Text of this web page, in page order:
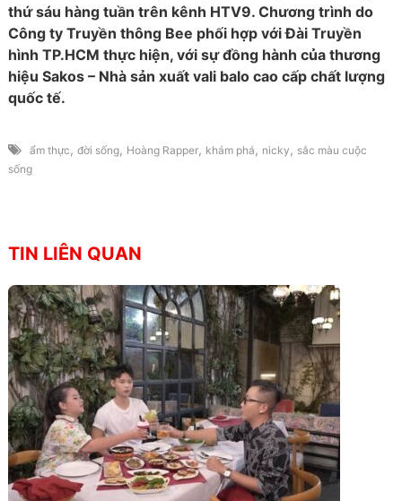
thứ sáu hàng tuần trên kênh HTV9. Chương trình do
Công ty Truyền thông Bee phối hợp với Đài Truyền
hình TP.HCM thực hiện, với sự đồng hành của thương
hiệu Sakos – Nhà sản xuất vali balo cao cấp chất lượng
quốc tế.
ẩm thực , đời sống, Hoàng Rapper, khám phá , nicky , sắc màu cuộc
sống
TIN LIÊN QUAN